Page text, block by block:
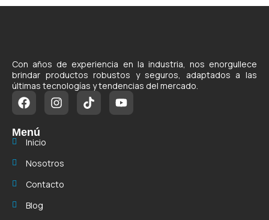
Con años de experiencia en la industria, nos enorgullece
brindar productos robustos y seguros, adaptados a las
últimas tecnologías y tendencias del mercado.
Menú
Inicio
Nosotros
Contacto
Blog